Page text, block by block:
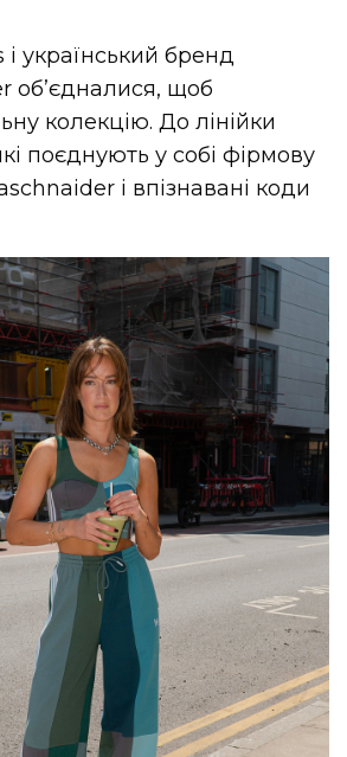
український бренд
об’єдналися, щоб
колекцію. До лінійки
поєднують у собі фірмову
і впізнавані коди